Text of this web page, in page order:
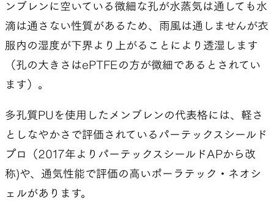
ンブレンに空いている微細な孔が水蒸気は通しても水
滴は通さない性質があるため、雨風は通しませんが衣
服内の湿度が下界より上がることにより透湿します
（孔の大きさはePTFEの方が微細であるとされてい
ます）。
多孔質PUを使用したメンブレンの代表格には、軽さ
としなやかさで評価されているパーテックスシールド
プロ（2017年よりパーテックスシールドAPから改
称)や、通気性能で評価の高いポーラテック・ネオシ
ェルがあります。